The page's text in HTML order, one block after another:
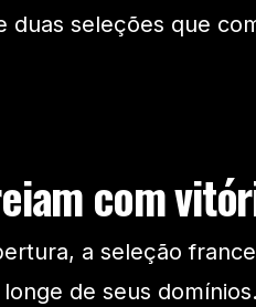
duas seleções que
com
a seleção
de seus